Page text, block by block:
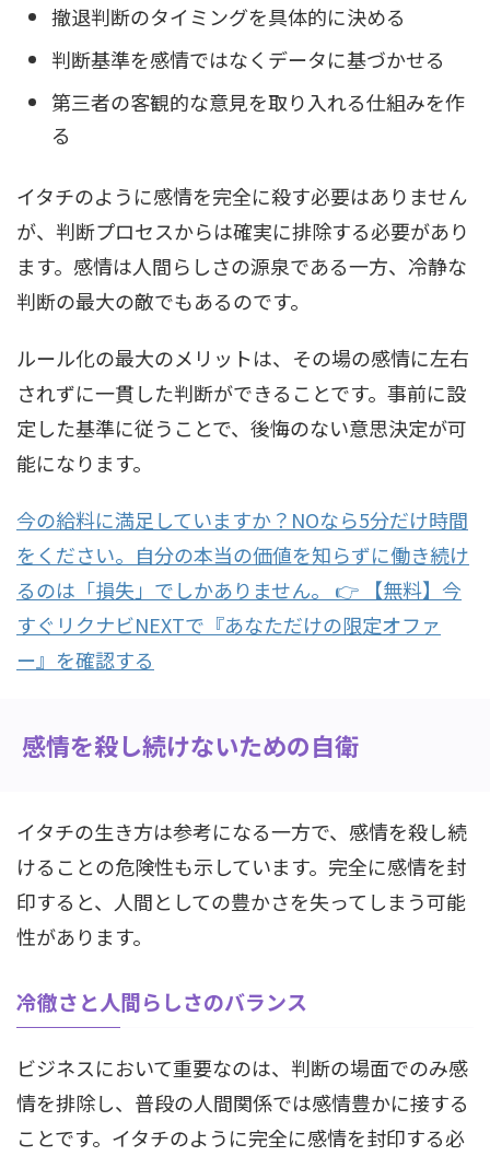
撤退判断のタイミングを具体的に決める
判断基準を感情ではなくデータに基づかせる
第三者の客観的な意見を取り入れる仕組みを作
る
イタチのように感情を完全に殺す必要はありません
が、判断プロセスからは確実に排除する必要があり
ます。感情は人間らしさの源泉である一方、冷静な
判断の最大の敵でもあるのです。
ルール化の最大のメリットは、その場の感情に左右
されずに一貫した判断ができることです。事前に設
定した基準に従うことで、後悔のない意思決定が可
能になります。
今の給料に満足していますか？NOなら5分だけ時間
をください。自分の本当の価値を知らずに働き続け
るのは「損失」でしかありません。 👉 【無料】今
すぐリクナビNEXTで『あなただけの限定オファ
ー』を確認する
感情を殺し続けないための自衛
イタチの生き方は参考になる一方で、感情を殺し続
けることの危険性も示しています。完全に感情を封
印すると、人間としての豊かさを失ってしまう可能
性があります。
冷徹さと人間らしさのバランス
ビジネスにおいて重要なのは、判断の場面でのみ感
情を排除し、普段の人間関係では感情豊かに接する
ことです。イタチのように完全に感情を封印する必